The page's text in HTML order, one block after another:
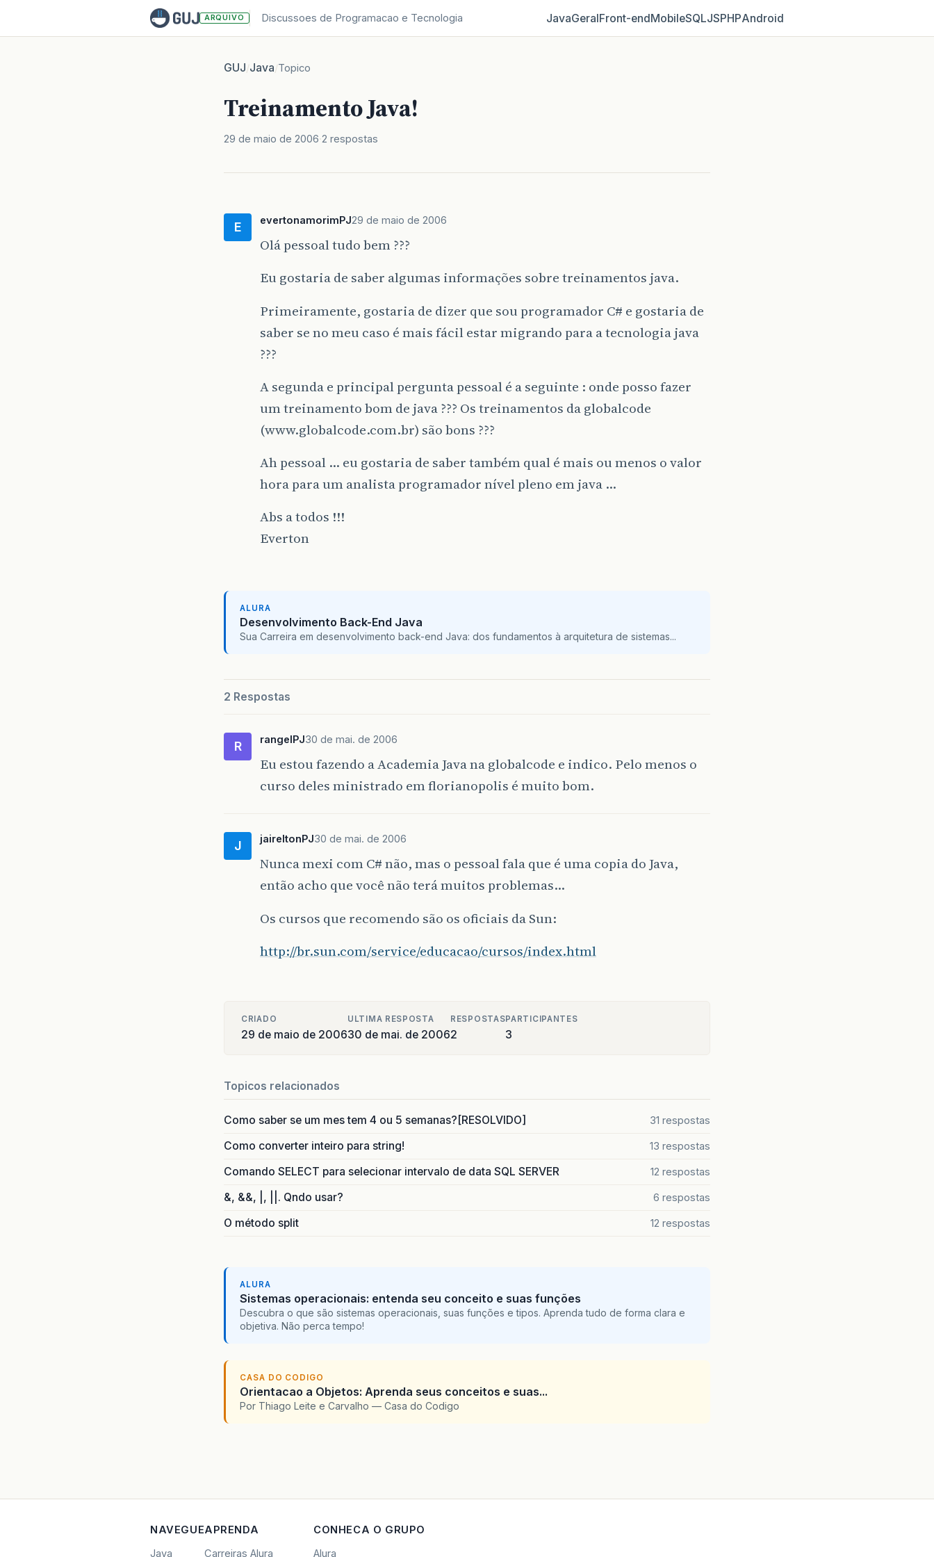
ARQUIVO Discussoes de Programacao e Tecnologia JavaGeralFront‑endMobileSQLJSPHPAndroid
GUJ/Java/Topico
Treinamento Java!
29 de maio de 2006 2 respostas
E evertonamorimPJ29 de maio de 2006
Olá pessoal tudo bem ???
Eu gostaria de saber algumas informações sobre treinamentos java.
Primeiramente, gostaria de dizer que sou programador C# e gostaria de
saber se no meu caso é mais fácil estar migrando para a tecnologia java
???
A segunda e principal pergunta pessoal é a seguinte : onde posso fazer
um treinamento bom de java ??? Os treinamentos da globalcode
(www.globalcode.com.br) são bons ???
Ah pessoal … eu gostaria de saber também qual é mais ou menos o valor
hora para um analista programador nível pleno em java …
Abs a todos !!!
Everton
ALURA
Desenvolvimento Back-End Java
Sua Carreira em desenvolvimento back-end Java: dos fundamentos à arquitetura de sistemas...
2 Respostas
R rangelPJ30 de mai. de 2006
Eu estou fazendo a Academia Java na globalcode e indico. Pelo menos o
curso deles ministrado em florianopolis é muito bom.
J jaireltonPJ30 de mai. de 2006
Nunca mexi com C# não, mas o pessoal fala que é uma copia do Java,
então acho que você não terá muitos problemas…
Os cursos que recomendo são os oficiais da Sun:
http://br.sun.com/service/educacao/cursos/index.html
CRIADO
29 de maio de 2006
ULTIMA RESPOSTA
30 de mai. de 2006
RESPOSTAS
2
PARTICIPANTES
3
Topicos relacionados
Como saber se um mes tem 4 ou 5 semanas?[RESOLVIDO] 31 respostas
Como converter inteiro para string! 13 respostas
Comando SELECT para selecionar intervalo de data SQL SERVER 12 respostas
&, &&, |, ||. Qndo usar? 6 respostas
O método split 12 respostas
ALURA
Sistemas operacionais: entenda seu conceito e suas funções
Descubra o que são sistemas operacionais, suas funções e tipos. Aprenda tudo de forma clara e
objetiva. Não perca tempo!
CASA DO CODIGO
Orientacao a Objetos: Aprenda seus conceitos e suas...
Por Thiago Leite e Carvalho — Casa do Codigo
NAVEGUE
Java
APRENDA
Carreiras Alura
CONHECA O GRUPO
Alura